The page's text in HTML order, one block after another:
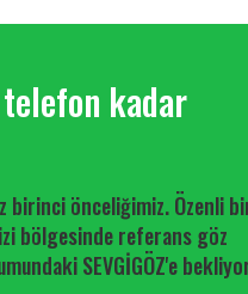
kadar
birinci önceliğimiz. Özenli
bölgesinde referans göz
SEVGİGÖZ'e